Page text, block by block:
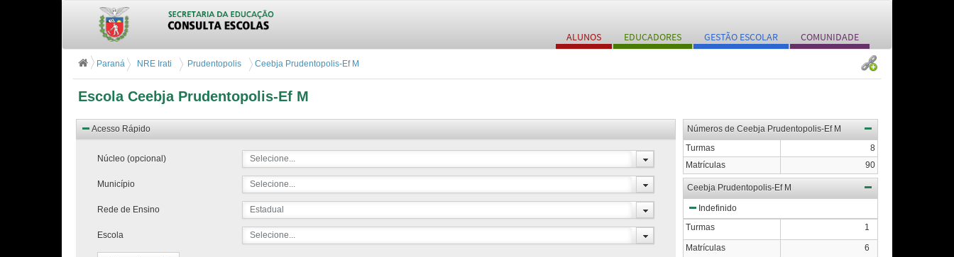
ALUNOS EDUCADORES GESTÃO ESCOLAR COMUNIDADE
Escola Ceebja Prudentopolis-Ef M
Paraná NRE Irati Prudentopolis Ceebja Prudentopolis-Ef M
Acesso Rápido
Núcleo (opcional) Selecione...
Município Selecione...
Rede de Ensino Estadual
Escola Selecione...
Números de Ceebja Prudentopolis-Ef M
Turmas
8
Matrículas
90
Ceebja Prudentopolis-Ef M
Indefinido
Turmas
1
Matrículas 6